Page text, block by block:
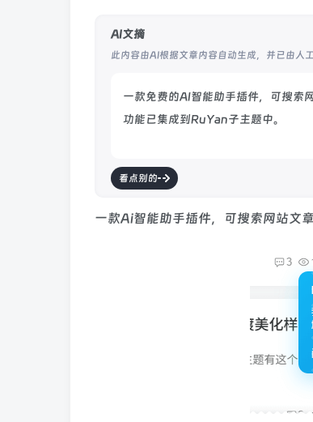
AI文摘
此内容由AI根据文章内容自动生成，并已由人
一款免费的AI智能助手插件，可搜索
功能已集成到RuYan子主题中。
看点别的
一款Ai智能助手插件，可搜索网站文